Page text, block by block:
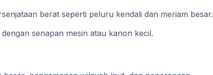
berat seperti peluru kendali dan meriam besar.
senapan mesin atau kanon kecil.